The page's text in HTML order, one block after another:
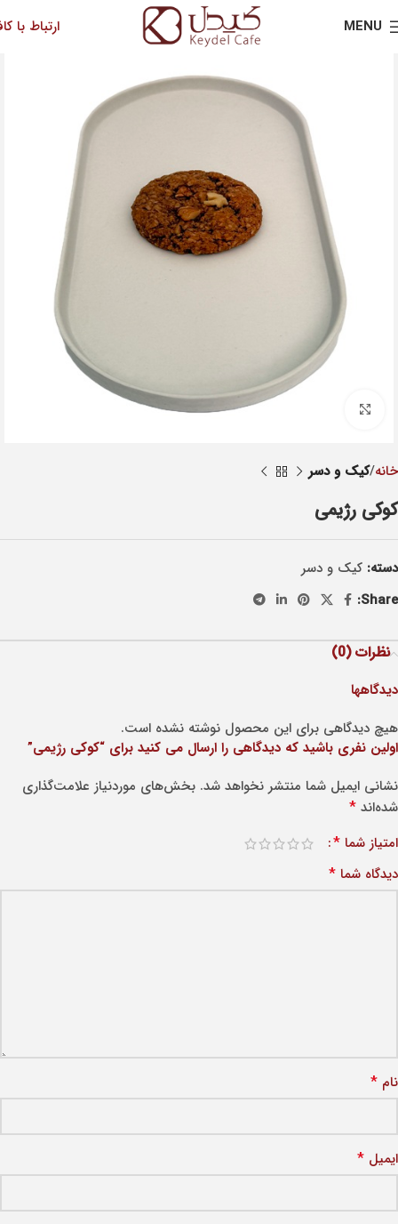
MENU ارتباط با
Click to enlarge
خانه کيک و دسر
کوکی رژیمی
دسته: کيک و دسر
Share:
نظرات (0)
دیدگاهها
هیچ دیدگاهی برای این محصول نوشته نشده است.
اولین نفری باشید که دیدگاهی را ارسال می کنید برای “کوکی رژیمی”
نشانی ایمیل شما منتشر نخواهد شد. بخش‌های موردنیاز علامت‌گذاری
شده‌اند *
امتیاز شما *
دیدگاه شما *
نام *
ایمیل *